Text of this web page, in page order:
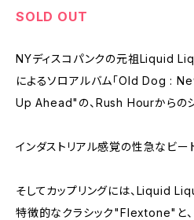
SOLD OUT
NYディスコパンクの元祖Liquid
によるソロアルバム「Old Dog :
Up Ahead"の、Rush Hourからのシ
インダストリアル感覚の性急なビー
そしてカップリングには、Liquid
特徴的なクラシック"Flextone"と